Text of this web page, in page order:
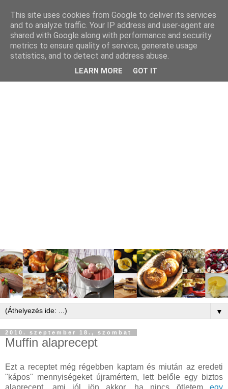
▼
2010. szeptember 18., szombat
Muffin alaprecept
Ezt a receptet még régebben kaptam és miután az eredeti
"kápos" mennyiségeket újramértem, lett belőle egy biztos
alaprecept, ami jól jön akkor, ha nincs ötletem egy
This site uses cookies from Google to deliver its services
and to analyze traffic. Your IP address and user-agent are
shared with Google along with performance and security
metrics to ensure quality of service, generate usage
statistics, and to detect and address abuse.
LEARN MORE GOT IT